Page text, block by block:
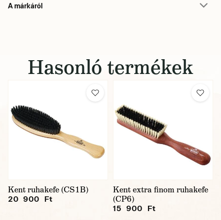
A márkáról
Hasonló termékek
Kent ruhakefe (CS1B)
20 900 Ft
Kent extra finom ruhakefe
(CP6)
15 900 Ft